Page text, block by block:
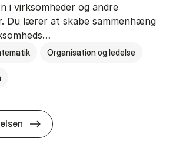
i virksomheder og andre
Du lærer at skabe sammenhæng
Organisation og ledelse
HA(kom.) - erhvervs­økonomi